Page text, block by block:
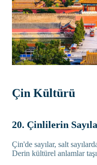
Çin Kültürü
20. Çinlilerin
Çin'de sayılar, salt
Derin kültürel anlamlar